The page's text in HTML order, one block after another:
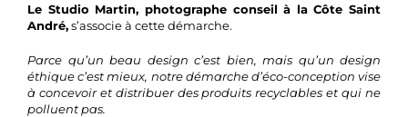
Le Studio Martin, photographe conseil à la Côte Saint
André,s’associe à cette démarche.
Parce qu’un beau design c’est bien, mais qu’un design
éthique c’est mieux, notre démarche d’éco-conception vise
à concevoir et distribuer des produits recyclables et qui ne
polluent pas.